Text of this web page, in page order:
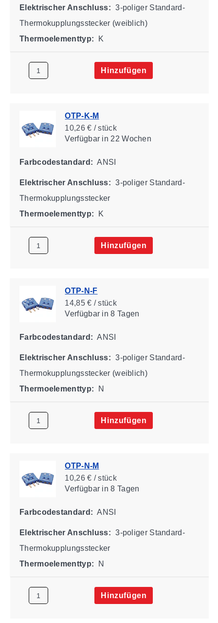
Elektrischer Anschluss: 3-poliger Standard-
Thermokupplungsstecker (weiblich)
Thermoelementtyp:
K
Hinzufügen
OTP-K-M
10,26 € / stück
Verfügbarin 22 Wochen
Farbcodestandard: ANSI
Elektrischer Anschluss: 3-poliger Standard-
Thermokupplungsstecker
Thermoelementtyp:
K
Hinzufügen
OTP-N-F
14,85 € / stück
Verfügbarin 8 Tagen
Farbcodestandard: ANSI
Elektrischer Anschluss: 3-poliger Standard-
Thermokupplungsstecker (weiblich)
Thermoelementtyp:
N
Hinzufügen
OTP-N-M
10,26 € / stück
Verfügbarin 8 Tagen
Farbcodestandard: ANSI
Elektrischer Anschluss: 3-poliger Standard-
Thermokupplungsstecker
Thermoelementtyp:
N
Hinzufügen